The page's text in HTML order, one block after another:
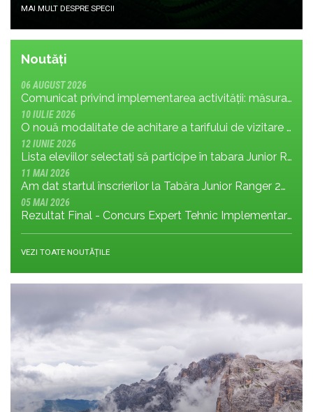
MAI MULT DESPRE SPECII
Noutăți
06 AUGUST 2026
Comunicat privind implementarea activității: măsura MR.8.1.4 din planul de management; cu privire la tronsonul de drum cuprins între Baraj Gura Apelor și Cabana Rotunda
10 IULIE 2026
O nouă modalitate de achitare a tarifului de vizitare în Parcul Național Retezat
12 IUNIE 2026
Lista eleviilor selectați să participe în tabara Junior Ranger 2026
11 MAI 2026
Am dat startul înscrierilor la Tabăra Junior Ranger 2026 – Oameni conectați prin natură – tineri și comunități pentru viitorul Parcului Național Retezat
05 MAI 2026
Rezultat Final - Concurs Expert Tehnic Implementare 3 05.05.2026
VEZI TOATE NOUTĂȚILE